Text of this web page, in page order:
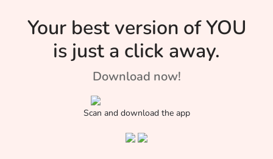
Your best version of YOU
is just a click away.
Download now!
Scan and download the app